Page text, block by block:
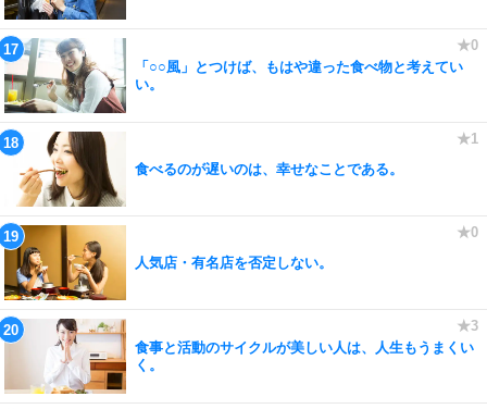
「○○風」とつけば、もはや違った食べ物と考えてい
い。
食べるのが遅いのは、幸せなことである。
人気店・有名店を否定しない。
食事と活動のサイクルが美しい人は、人生もうまくい
く。